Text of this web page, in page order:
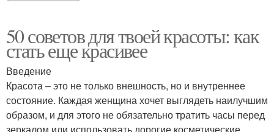
50 советов для твоей красоты: как
стать еще красивее
Введение
Красота – это не только внешность, но и внутреннее
состояние. Каждая женщина хочет выглядеть наилучшим
образом, и для этого не обязательно тратить часы перед